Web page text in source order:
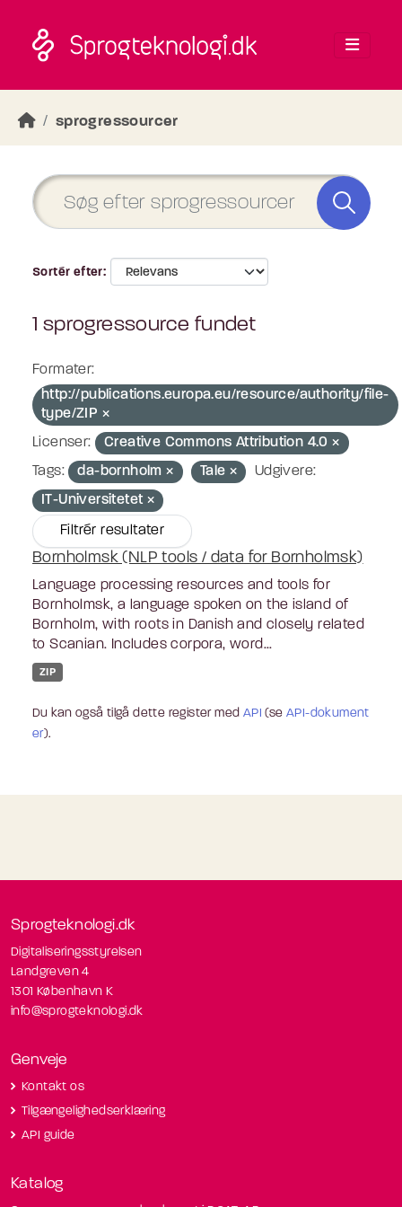
sprogressourcer
Sortér efter
1 sprogressource fundet
Formater:
http://publications.europa.eu/resource/authority/file-
type/ZIP
Licenser:
Creative Commons Attribution 4.0
Tags:
da-bornholm Tale
Udgivere:
IT-Universitetet
Filtrér resultater
Bornholmsk (NLP tools / data for Bornholmsk)
Language processing resources and tools for
Bornholmsk, a language spoken on the island of
Bornholm, with roots in Danish and closely related
to Scanian. Includes corpora, word...
ZIP
Du kan også tilgå dette register med API (seAPI-dokument
er).
Sprogteknologi.dk
Digitaliseringsstyrelsen
Landgreven 4
1301 København K
info@sprogteknologi.dk
Genveje
Kontakt os
Tilgængelighedserklæring
API guide
Katalog